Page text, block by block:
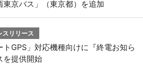
東京バス」（東京都）を追加
スリリース
GPS」対応機種向けに『終電お知ら
を提供開始